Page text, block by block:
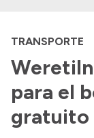
Autoridades
Consejos
Transparencia
TRANSPORTE
para el
gratuito